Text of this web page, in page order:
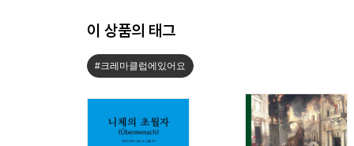
이 상품의 태그
#크레마클럽에있어요